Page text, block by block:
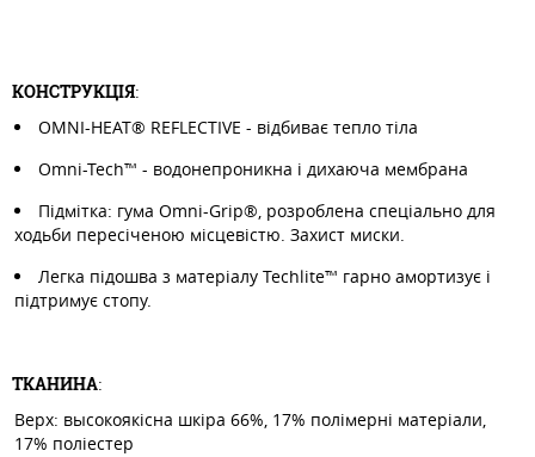
КОНСТРУКЦІЯ:
OMNI-HEAT® REFLECTIVE - відбиває тепло тіла
Omni-Tech™ - водонепроникна і дихаюча мембрана
Підмітка: гума Omni-Grip®, розроблена спеціально для
ходьби пересіченою місцевістю. Захист миски.
Легка підошва з матеріалу Techlite™ гарно амортизує і
підтримує стопу.
ТКАНИНА:
Верх: высокоякісна шкіра 66%, 17% полімерні матеріали,
17% поліестер